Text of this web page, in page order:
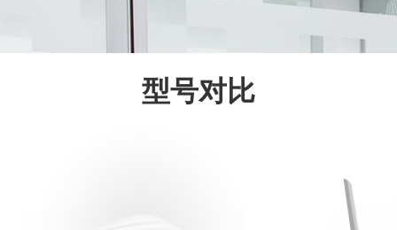
型号对比